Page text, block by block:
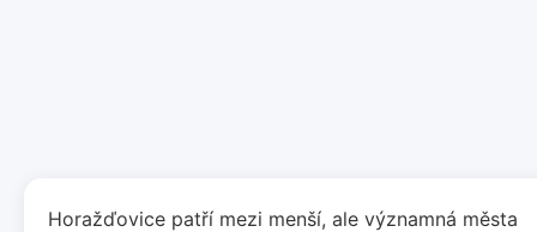
Horažďovice patří mezi menší, ale významná města